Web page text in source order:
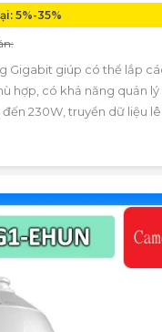
5%-35%
Gigabit giúp có thể lắp
hợp, có khả năng quản
230W, truyền dữ liệu